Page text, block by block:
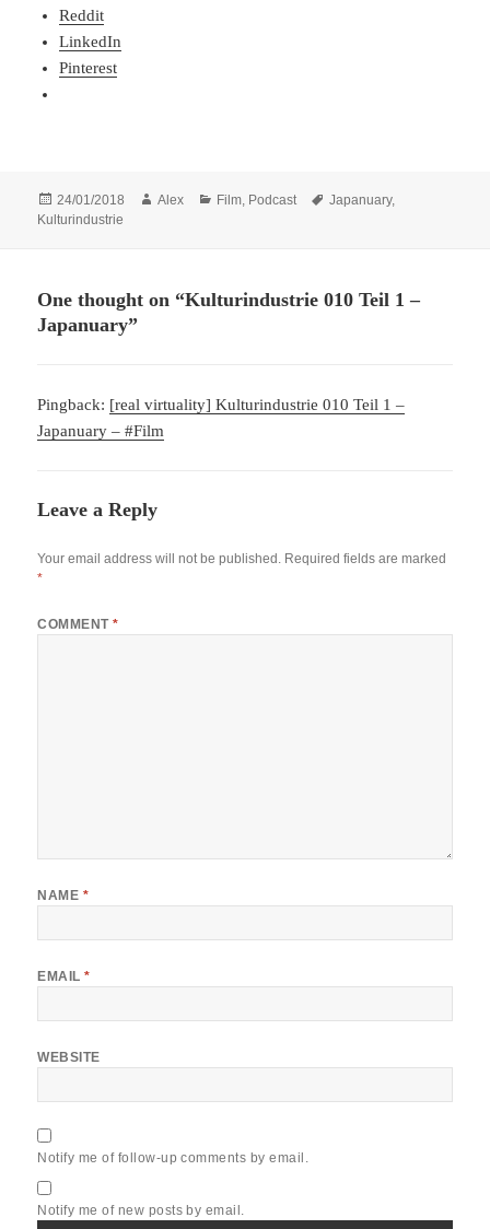
Reddit
LinkedIn
Pinterest
Posted
on
24/01/2018 Author
Alex Categories
Film, Podcast Tags
Japanuary,
Kulturindustrie
One thought on “Kulturindustrie 010 Teil 1 –
Japanuary”
Pingback: [real virtuality] Kulturindustrie 010 Teil 1 –
Japanuary – #Film
Leave a Reply
Your email address will not be published. Required fields are marked
*
COMMENT*
NAME *
EMAIL*
WEBSITE
Notify me of follow-up comments by email.
Notify me of new posts by email.